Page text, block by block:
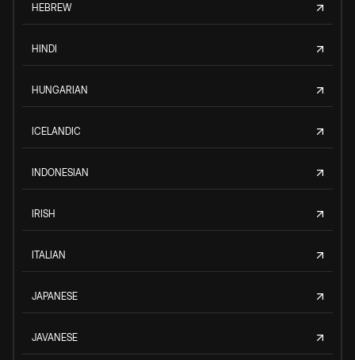
HEBREW
HINDI
HUNGARIAN
ICELANDIC
INDONESIAN
IRISH
ITALIAN
JAPANESE
JAVANESE